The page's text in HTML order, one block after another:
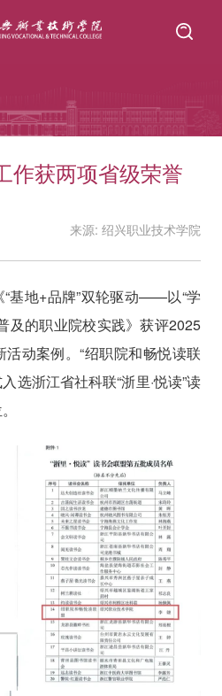
作获两项省级荣誉
来源: 绍兴职业技术学院
“基地+品牌”双轮驱动——以“学
及的职业院校实践》获评2025
动案例。“绍职院和畅悦读联
选浙江省社科联“浙里·悦读”读